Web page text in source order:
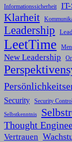
Informationssicherheit
Klarheit
Leadership
LeetTime
New Leadership
Security
Security
Selbstkenntnis
Thought
Vertrauen